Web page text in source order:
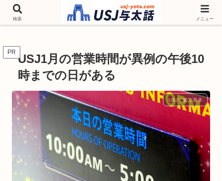
チケットやシーズンイベント ニンテンドーワールド アトラクションなどユニ
バを歩いて情報収集しています
PR USJ1月の営業時間が異例の午後10
時までの日がある
USJで遊ぶ基本
検索 メニュー